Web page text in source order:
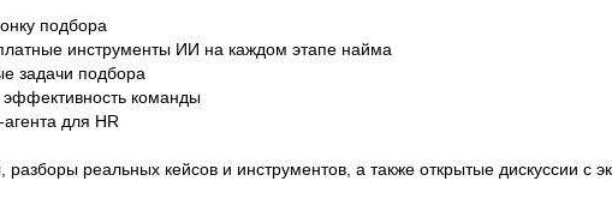
подбора
инструменты ИИ на каждом этапе найма
задачи подбора
эффективность команды
для HR
разборы реальных кейсов и инструментов, а также открытые дискуссии с